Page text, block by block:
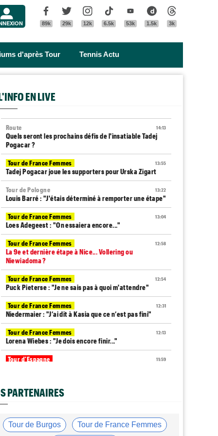
Facebook
89k
Twitter
29k
Instagram
12k
Tik Tok
6.5k
Youtube
53k
Dailymotion
1.5k 3k
d'après Tour Tennis Actu
EN LIVE
14:13
Route
Quels seront les prochains défis de l'insatiable Tadej
Pogacar ?
13:55
Tour de France Femmes
Tadej Pogacar joue les supporters pour Urska Zigart
13:22
Tour de Pologne
Louis Barré : "J'étais déterminé à remporter une étape"
13:04
Tour de France Femmes
Loes Adegeest : "On essaiera encore..."
12:58
Tour de France Femmes
La 9e et dernière étape à Nice... Vollering ou
Niewiadoma ?
12:54
Tour de France Femmes
Puck Pieterse : "Je ne sais pas à quoi m'attendre"
12:31
Tour de France Femmes
Niedermaier : "J’ai dit à Kasia que ce n’est pas fini"
12:13
Tour de France Femmes
Lorena Wiebes : "Je dois encore finir..."
11:59
Tour d'Espagne
Tour de France
Dorian Godon a fini le Tour avec quatre côtes
11:20
Média
PARTENAIRES
Tour de Burgos Tour de France Femmes